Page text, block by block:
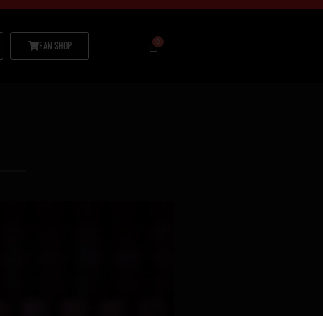
FAN SHOP